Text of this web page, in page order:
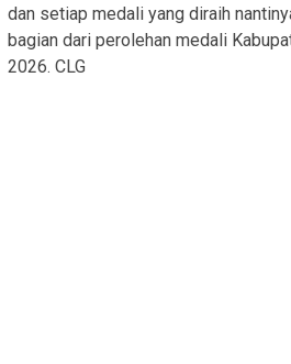
dan setiap medali yang diraih
bagian dari perolehan medali
2026. CLG